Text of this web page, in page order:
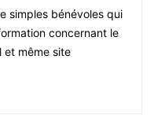
simples bénévoles qui
concernant le
et même site